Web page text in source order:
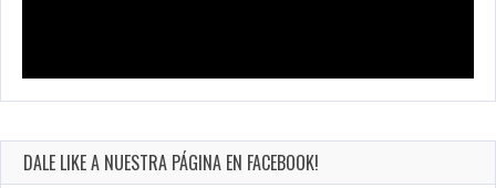
DALE LIKE A NUESTRA PÁGINA EN FACEBOOK!